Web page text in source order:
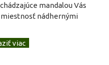
mandalou Vás
nádhernými